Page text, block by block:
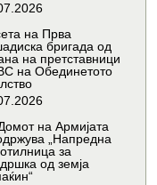
на Прва
бригада од
на претставници
на Обединетото
на Армијата
„Напредна
за
од земја